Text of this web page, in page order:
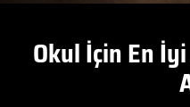
Okul İçin En İyi